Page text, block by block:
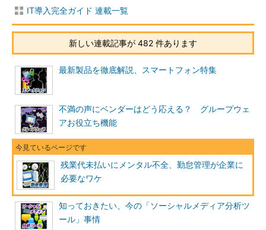
IT導入完全ガイド 連載一覧
新しい連載記事が 482 件あります
最新製品を徹底解説、スマートフォン特集
不満の声にベンダーはどう応える？ グループウェ
アお役立ち機能
残業代未払いにメンタル不全、勤怠管理が企業に
必要なワケ
知っておきたい、今の「ソーシャルメディア分析ツ
ール」事情